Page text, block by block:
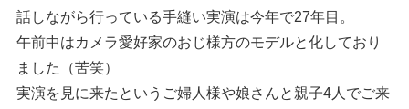
話しながら行っている手縫い実演は今年で27年目。
午前中はカメラ愛好家のおじ様方のモデルと化しており
ました（苦笑）
実演を見に来たというご婦人様や娘さんと親子4人でご来